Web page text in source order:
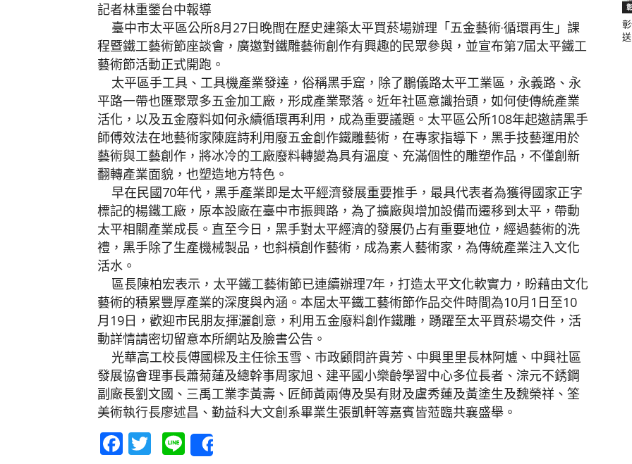
網
記者林重鎣台中報導
臺中市太平區公所8月27日晚間在歷史建築太平買菸場辦理「五金藝術·循環再生」課
程暨鐵工藝術節座談會，廣邀對鐵雕藝術創作有興趣的民眾參與，並宣布第7屆太平鐵工
藝術節活動正式開跑。
太平區手工具、工具機產業發達，俗稱黑手窟，除了鵬儀路太平工業區，永義路、永
平路一帶也匯聚眾多五金加工廠，形成產業聚落。近年社區意識抬頭，如何使傳統產業
活化，以及五金廢料如何永續循環再利用，成為重要議題。太平區公所108年起邀請黑手
師傅效法在地藝術家陳庭詩利用廢五金創作鐵雕藝術，在專家指導下，黑手技藝運用於
藝術與工藝創作，將冰冷的工廠廢料轉變為具有溫度、充滿個性的雕塑作品，不僅創新
翻轉產業面貌，也塑造地方特色。
早在民國70年代，黑手產業即是太平經濟發展重要推手，最具代表者為獲得國家正字
標記的楊鐵工廠，原本設廠在臺中市振興路，為了擴廠與增加設備而遷移到太平，帶動
太平相關產業成長。直至今日，黑手對太平經濟的發展仍占有重要地位，經過藝術的洗
禮，黑手除了生產機械製品，也斜槓創作藝術，成為素人藝術家，為傳統產業注入文化
活水。
區長陳柏宏表示，太平鐵工藝術節已連續辦理7年，打造太平文化軟實力，盼藉由文化
藝術的積累豐厚產業的深度與內涵。本屆太平鐵工藝術節作品交件時間為10月1日至10
月19日，歡迎市民朋友揮灑創意，利用五金廢料創作鐵雕，踴躍至太平買菸場交件，活
動詳情請密切留意本所網站及臉書公告。
光華高工校長傅國樑及主任徐玉雪、市政顧問許貴芳、中興里里長林阿爐、中興社區
發展協會理事長蕭菊蓮及總幹事周家旭、建平國小樂齡學習中心多位長者、淙元不銹鋼
副廠長劉文國、三禹工業李黃壽、匠師黃兩傳及吳有財及盧秀蓮及黃塗生及魏榮祥、筌
美術執行長廖述昌、勤益科大文創系畢業生張凱軒等嘉賓皆蒞臨共襄盛舉。
Facebook
Twitter
Line